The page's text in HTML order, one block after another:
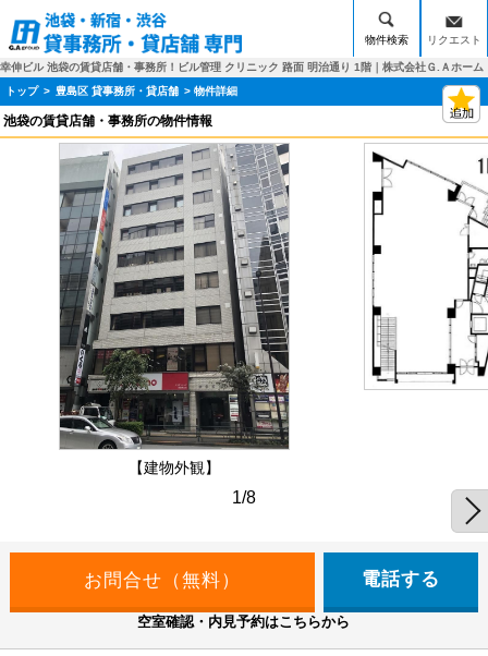
物件検索 リクエスト
幸伸ビル 池袋の賃貸店舗・事務所！ビル管理 クリニック 路面 明治通り 1階｜株式会社Ｇ.Ａホーム
トップ > 豊島区 貸事務所・貸店舗 > 物件詳細
池袋の賃貸店舗・事務所の物件情報
【建物外観】
1/8
電話する
空室確認・内見予約はこちらから